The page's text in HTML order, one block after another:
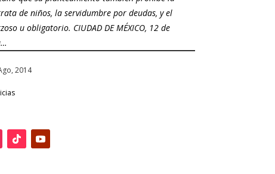
de niños, la servidumbre por deudas, y el
u obligatorio. CIUDAD DE MÉXICO, 12 de
2014